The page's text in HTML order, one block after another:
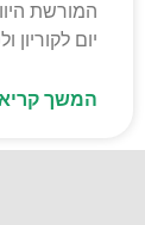
המורשת
יום
המשך